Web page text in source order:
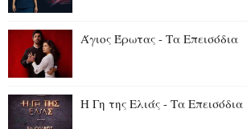
Πάρο: «Μια όμορφη μέρα
Αύγουστος 05, 2026
Άγιος Έρωτας - Τα Επεισόδια
Η Γη της Ελιάς - Τα Επεισόδια